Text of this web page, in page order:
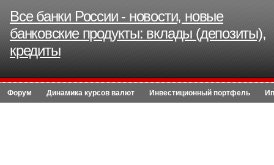
Все банки России - новости, новые
банковские продукты: вклады (депозиты),
кредиты
Форум Динамика курсов валют Инвестиционный портфель